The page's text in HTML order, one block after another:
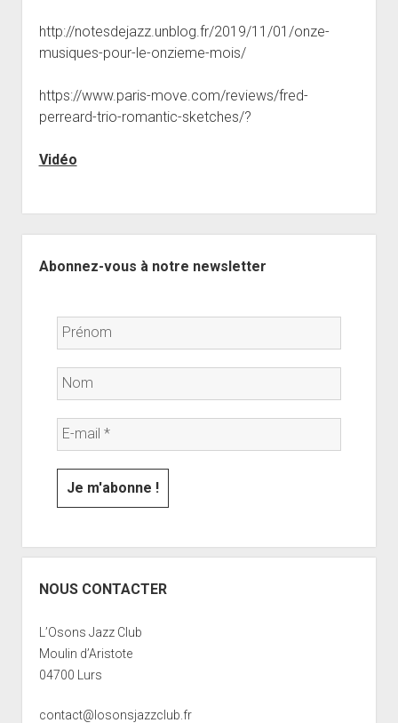
http://notesdejazz.unblog.fr/2019/11/01/onze-
musiques-pour-le-onzieme-mois/
https://www.paris-move.com/reviews/fred-
perreard-trio-romantic-sketches/?
Vidéo
Abonnez-vous à notre newsletter
NOUS CONTACTER
L’Osons Jazz Club
Moulin d’Aristote
04700 Lurs
contact@losonsjazzclub.fr